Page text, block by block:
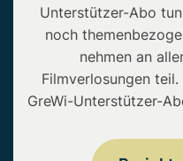
Unterstützer-Abo
noch
nehmen an
Filmverlosungen
GreWi-Unterstützer-